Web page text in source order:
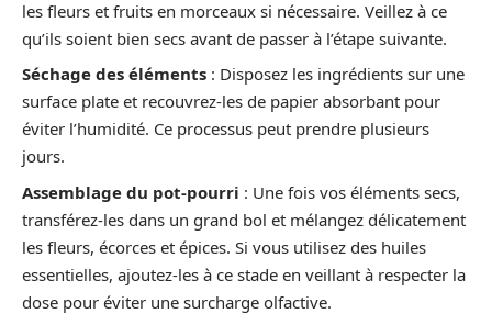
les fleurs et fruits en morceaux si nécessaire. Veillez à ce
qu’ils soient bien secs avant de passer à l’étape suivante.
Séchage des éléments : Disposez les ingrédients sur une
surface plate et recouvrez-les de papier absorbant pour
éviter l’humidité. Ce processus peut prendre plusieurs
jours.
Assemblage du pot-pourri : Une fois vos éléments secs,
transférez-les dans un grand bol et mélangez délicatement
les fleurs, écorces et épices. Si vous utilisez des huiles
essentielles, ajoutez-les à ce stade en veillant à respecter la
dose pour éviter une surcharge olfactive.